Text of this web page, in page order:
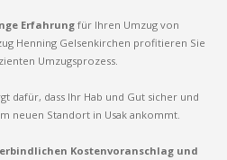
Erfahrung für Ihren Umzug von
Henning Gelsenkirchen profitieren Sie
Umzugsprozess.
dafür, dass Ihr Hab und Gut sicher und
neuen Standort in Usak ankommt.
Kostenvoranschlag und